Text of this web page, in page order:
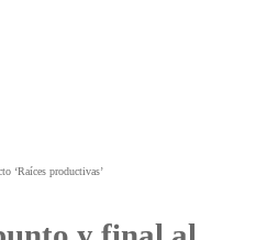
‘Raíces productivas’